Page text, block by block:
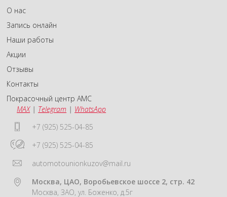
О нас
Запись онлайн
Наши работы
Акции
Отзывы
Контакты
Покрасочный центр АМС
MAX| Telegram | WhatsApp
+7 (925) 525-04-85
+7 (925) 525-04-85
automotounionkuzov@mail.ru
Москва, ЦАО, Воробьевское шоссе 2, стр. 42
Москва, ЗАО, ул. Боженко, д.5г